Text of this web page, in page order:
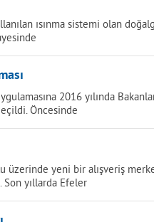
ısınma sistemi olan
2016 yılında
Öncesinde
üzerinde yeni bir alışveriş
yıllarda Efeler